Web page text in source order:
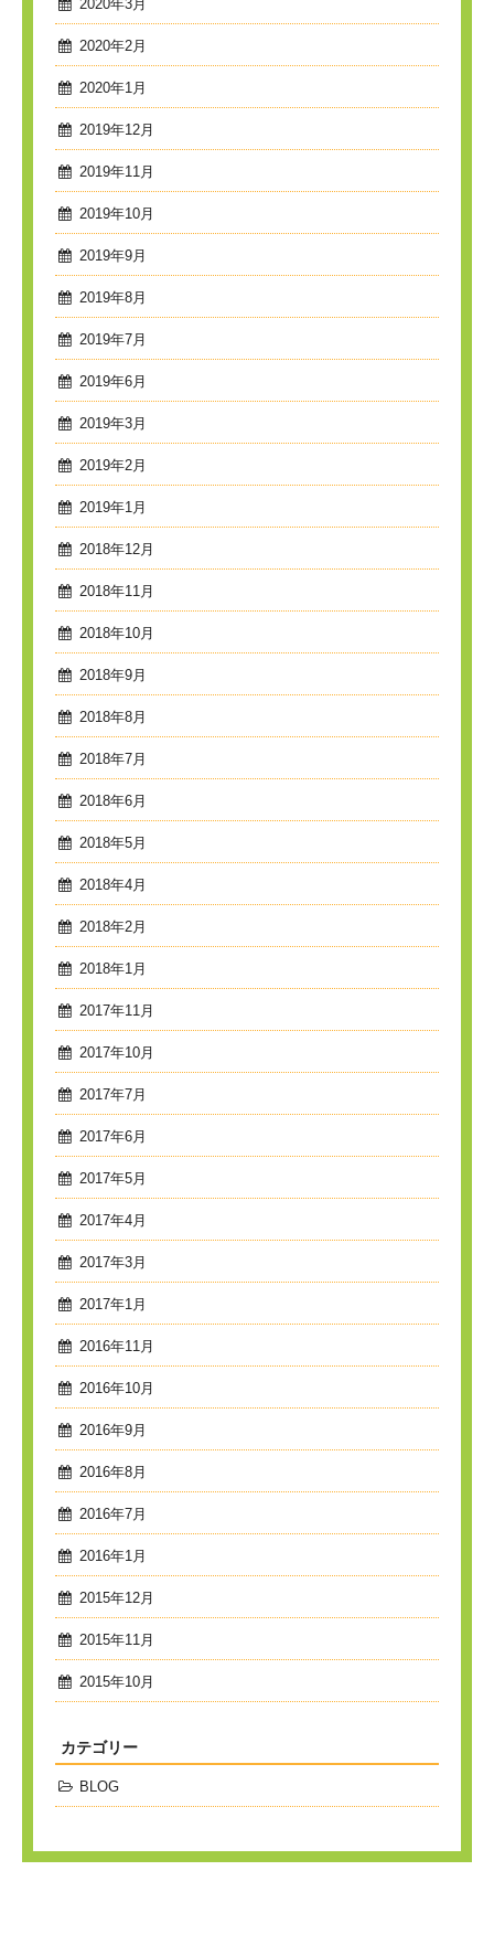
2020年3月
2020年2月
2020年1月
2019年12月
2019年11月
2019年10月
2019年9月
2019年8月
2019年7月
2019年6月
2019年3月
2019年2月
2019年1月
2018年12月
2018年11月
2018年10月
2018年9月
2018年8月
2018年7月
2018年6月
2018年5月
2018年4月
2018年2月
2018年1月
2017年11月
2017年10月
2017年7月
2017年6月
2017年5月
2017年4月
2017年3月
2017年1月
2016年11月
2016年10月
2016年9月
2016年8月
2016年7月
2016年1月
2015年12月
2015年11月
2015年10月
カテゴリー
BLOG